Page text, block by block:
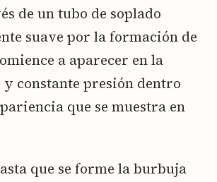
de un tubo de soplado
suave por la formación de
a aparecer en la
constante presión dentro
que se muestra en
que se forme la burbuja